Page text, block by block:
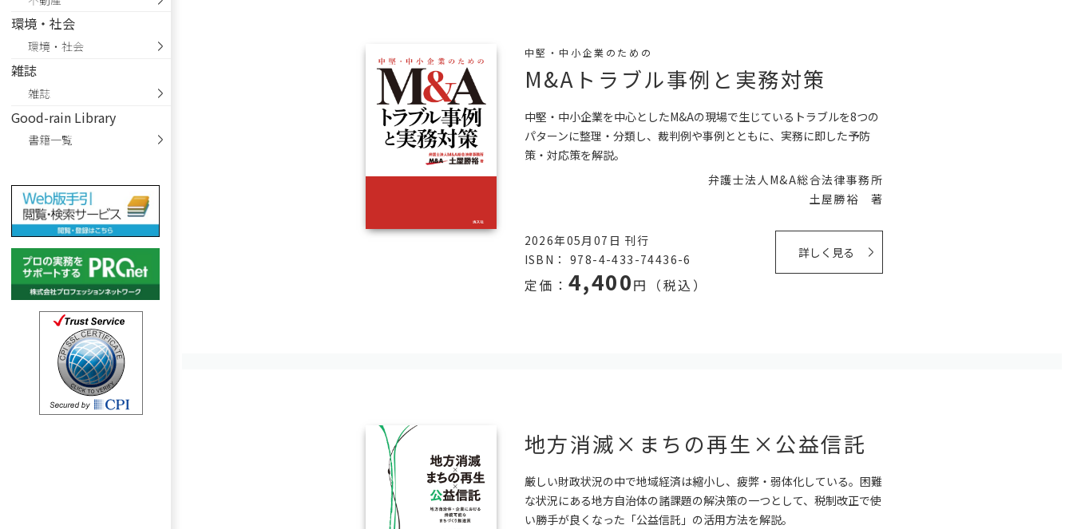
環境・社会
環境・社会
雑誌
雑誌
Good-rain Library
書籍一覧
中堅・中小企業のための
M&Aトラブル事例と実務対策
中堅・中小企業を中心としたM&Aの現場で生じているトラブルを8つの
パターンに整理・分類し、裁判例や事例とともに、実務に即した予防
策・対応策を解説。
弁護士法人M&A総合法律事務所
土屋勝裕 著
2026年05月07日 刊行
ISBN： 978-4-433-74436-6
定価：4,400円（税込）
詳しく見る
地方消滅×まちの再生×公益信託
厳しい財政状況の中で地域経済は縮小し、疲弊・弱体化している。困難
な状況にある地方自治体の諸課題の解決策の一つとして、税制改正で使
い勝手が良くなった「公益信託」の活用方法を解説。